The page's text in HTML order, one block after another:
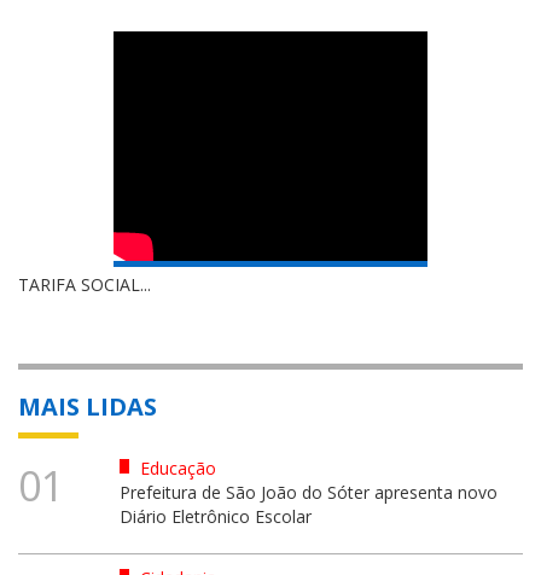
TARIFA SOCIAL...
MAIS LIDAS
01
Educação
Prefeitura de São João do Sóter apresenta novo
Diário Eletrônico Escolar